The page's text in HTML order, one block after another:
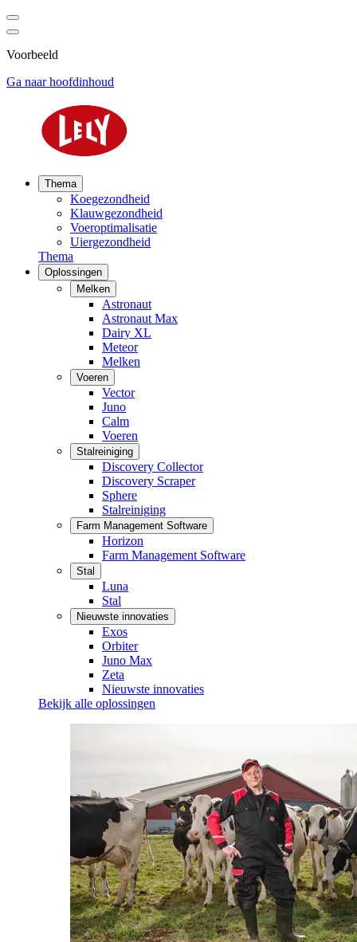
Voorbeeld
Ga naar hoofdinhoud
Thema
Koegezondheid
Klauwgezondheid
Voeroptimalisatie
Uiergezondheid
Thema
Oplossingen
Melken
Astronaut
Astronaut Max
Dairy XL
Meteor
Melken
Voeren
Vector
Juno
Calm
Voeren
Stalreiniging
Discovery Collector
Discovery Scraper
Sphere
Stalreiniging
Farm Management Software
Horizon
Farm Management Software
Stal
Luna
Stal
Nieuwste innovaties
Exos
Orbiter
Juno Max
Zeta
Nieuwste innovaties
Bekijk alle oplossingen